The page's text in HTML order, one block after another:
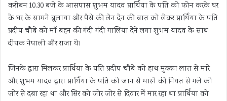
करीबन 10.30 बजे के आसपास शुभम यादव प्रार्थिया के पति को फोन करके घर
के घर के सामने बुलाया और पैसे की लेन देन की बात को लेकर प्रार्थिया के पति
प्रदीप चौबे को मॉ बहन की गंदी गंदी गालिया देने लगा शुभम यादव के साथ
दीपक नेपाली और राजा थे।
जिनके द्वारा मिलकर प्रार्थिया के पति प्रदीप चौबे को हाथ मुक्का लात से मारे
और शुभम यादव द्वारा प्रार्थिया के पति को जान से मारने की नियत से गले को
जोर से दबा रहा था और सिर को जोर जोर से दिवार में मार रहा था प्रार्थिया को